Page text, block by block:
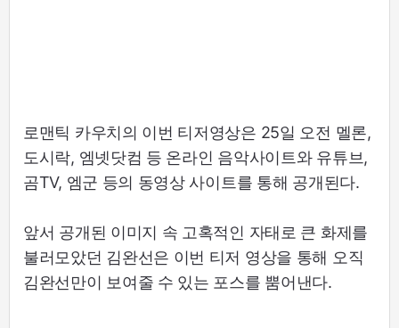
로맨틱 카우치의 이번 티저영상은 25일 오전 멜론,
도시락, 엠넷닷컴 등 온라인 음악사이트와 유튜브,
곰TV, 엠군 등의 동영상 사이트를 통해 공개된다.
앞서 공개된 이미지 속 고혹적인 자태로 큰 화제를
불러모았던 김완선은 이번 티저 영상을 통해 오직
김완선만이 보여줄 수 있는 포스를 뿜어낸다.